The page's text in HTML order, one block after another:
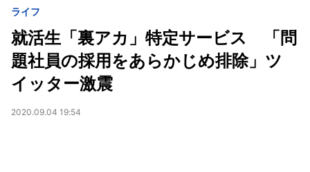
ライフ
就活生「裏アカ」特定サービス 「問
題社員の採用をあらかじめ排除」ツ
イッター激震
2020.09.04 19:54